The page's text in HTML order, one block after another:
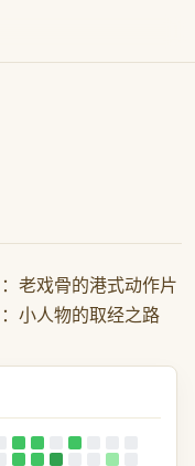
老戏骨的港式动作片
小人物的取经之路